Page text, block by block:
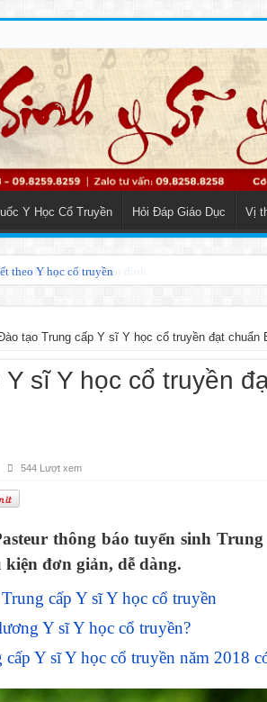
Y Học Cổ Truyền Hỏi Đáp Giáo Dục Vị
theo Y học cổ truyền
tạo Trung cấp Y sĩ Y học cổ truyền đạt chuẩn
sĩ Y học cổ truyền
544 Lượt xem
thông báo tuyển sinh Trung
đơn giản, dễ dàng.
cấp Y sĩ Y học cổ truyền
Y sĩ Y học cổ truyền?
Y sĩ Y học cổ truyền năm 2018